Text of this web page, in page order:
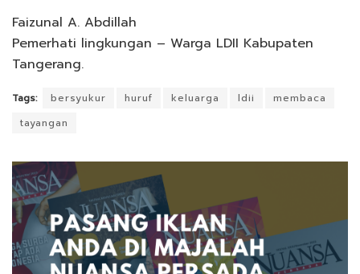
Faizunal A. Abdillah
Pemerhati lingkungan – Warga LDII Kabupaten
Tangerang.
Tags: bersyukur huruf keluarga ldii
membaca
tayangan